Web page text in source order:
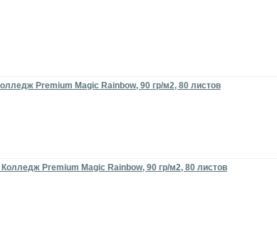
Premium Magic Rainbow, 90 гр/м2, 80 листов
Premium Magic Rainbow, 90 гр/м2, 80 листов